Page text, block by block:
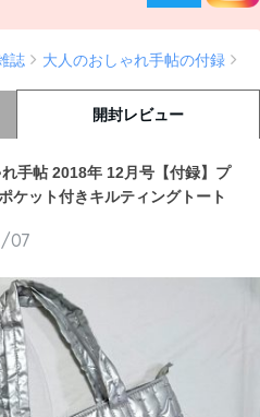
誌 大人のおしゃれ手帖の付録
開封レビュー
手帖 2018年 12月号【付録】プ
ケット付きキルティングトート
07